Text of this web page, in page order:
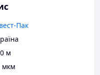
Пак
м
мкм